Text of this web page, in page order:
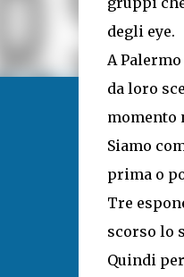
degli eye.
A
da loro
momento
Siamo
prima o
Tre
scorso lo
Quindi